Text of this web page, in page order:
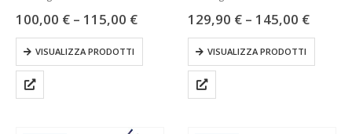
100,00 € – 115,00 €
VISUALIZZA PRODOTTI
129,90 € – 145,00 €
VISUALIZZA PRODOTTI